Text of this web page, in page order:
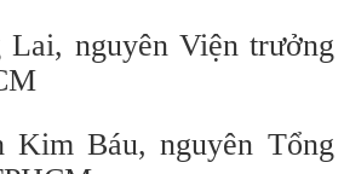
Lai, nguyên Viện
Kim Báu, nguyên